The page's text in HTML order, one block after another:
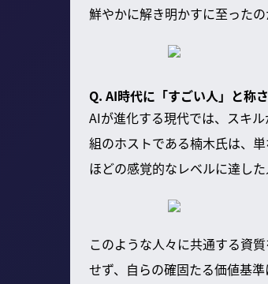
鮮やかに解き明かすに至ったの
Q. AI時代に「すごい人」と称
AIが進化する現代では、スキ
組のホストである楠木氏は、
ほどの感覚的なレベルに達し
このような人々に共通する資
せず、自らの確固たる価値基